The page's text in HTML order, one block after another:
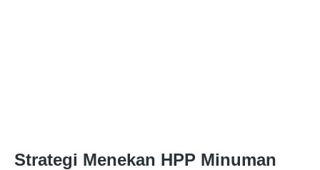
Strategi Menekan HPP Minuman